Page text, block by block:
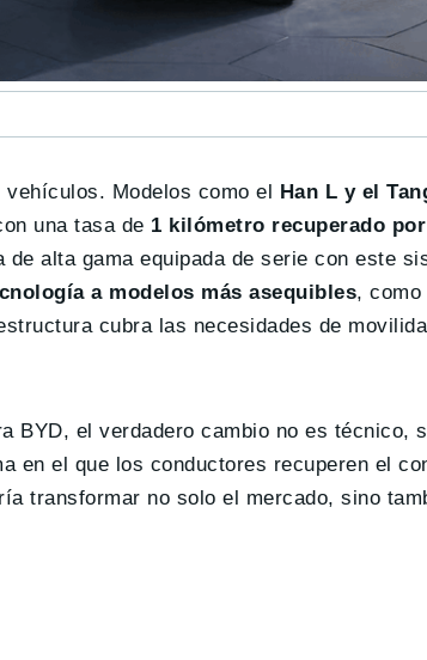
Modelos como el Han L y el
una tasa de 1 kilómetro recuperado
de alta gama equipada de serie con este
a modelos más asequibles, como
cubra las necesidades de
BYD, el verdadero cambio no es técnico,
en el que los conductores recuperen el
transformar no solo el mercado, sino